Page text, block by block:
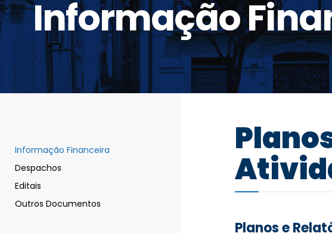
Informação
Informação Financeira
Despachos
Editais
Outros Documentos
Planos e